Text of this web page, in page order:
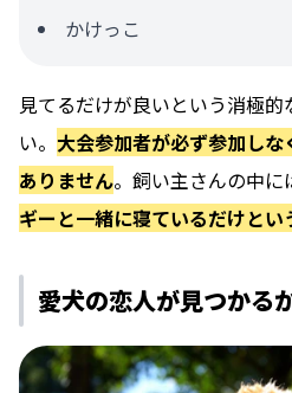
かけっこ
見てるだけが良いという消極
い。 大会参加者が必ず参加し
ありません。飼い主さんの中に
ギーと一緒に寝ているだけとい
愛犬の恋人が見つかる